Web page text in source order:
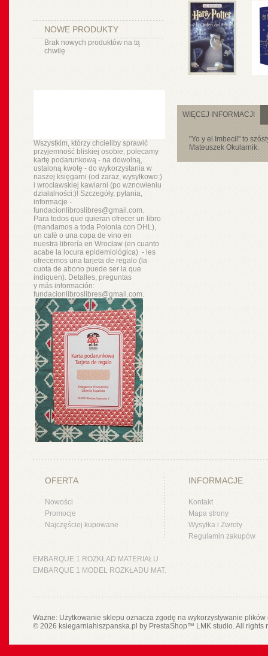
NOWE PRODUKTY
Brak nowych produktów na tą
chwilę
Wszystkim, którzy chcieliby sprawić
przyjemność bliskiej osobie, polecamy
kartę podarunkową - na dowolną,
ustaloną kwotę - do wykorzystania w
naszej księgarni (od zaraz, wysyłkowo:)
i wrocławskiej kawiarni (po wznowieniu
działalności:)! Szczegóły, pytania,
informacje -
fundacionlibroslibres@gmail.com.
Para todos que quieran ofrecer un libro
(mandamos a toda Polonia con DHL),
un café o una copa de vino en
nuestra libreríaen Wrocław (en cuanto
acabe la locura epidemiológica) - les
ofrecemos una tarjeta de regalo (la
cuota de abono puede ser la que
indiquen). Detalles, preguntas
y másinformación:
fundacionlibroslibres@gmail.com.
WIĘCEJ INFORMACJI
"Yo y el Imbecil" to
Mateuszek Okularnik.
OFERTA
Nowości
Promocje
Najczęściej kupowane
INFORMACJE
Kontakt
Mapa strony
Wysyłka i Zwroty
Regulamin zakupów
EMBARQUE 1 ROZKŁAD MATERIAŁU
EMBARQUE 1 MODEL ROZKŁADU MAT.
Ważne: Użytkowanie sklepu oznacza zgodę na wykorzystywanie
© 2026 ksiegarniahiszpanska.pl by PrestaShop™ LMK studio. All rights